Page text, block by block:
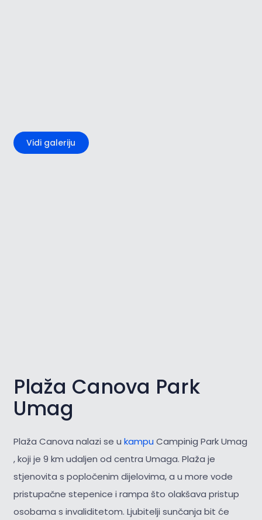
Vidi galeriju
Plaža Canova Park
Umag
Plaža Canova nalazi se u kampu Campinig Park Umag
, koji je 9 km udaljen od centra Umaga. Plaža je
stjenovita s popločenim dijelovima, a u more vode
pristupačne stepenice i rampa što olakšava pristup
osobama s invaliditetom. Ljubitelji sunčanja bit će